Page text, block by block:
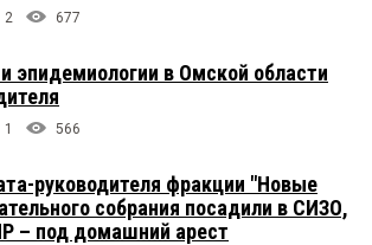
2 677
эпидемиологии в Омской области
1 566
руководителя фракции "Новые
собрания посадили в СИЗО,
– под домашний арест